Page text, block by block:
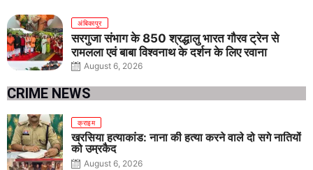
अंबिकापुर
सरगुजा संभाग के 850 श्रद्धालु भारत गौरव ट्रेन से
रामलला एवं बाबा विश्वनाथ के दर्शन के लिए रवाना
August 6, 2026
CRIME NEWS
क्राइम
खरसिया हत्याकांड: नाना की हत्या करने वाले दो सगे नातियों
को उम्रकैद
August 6, 2026